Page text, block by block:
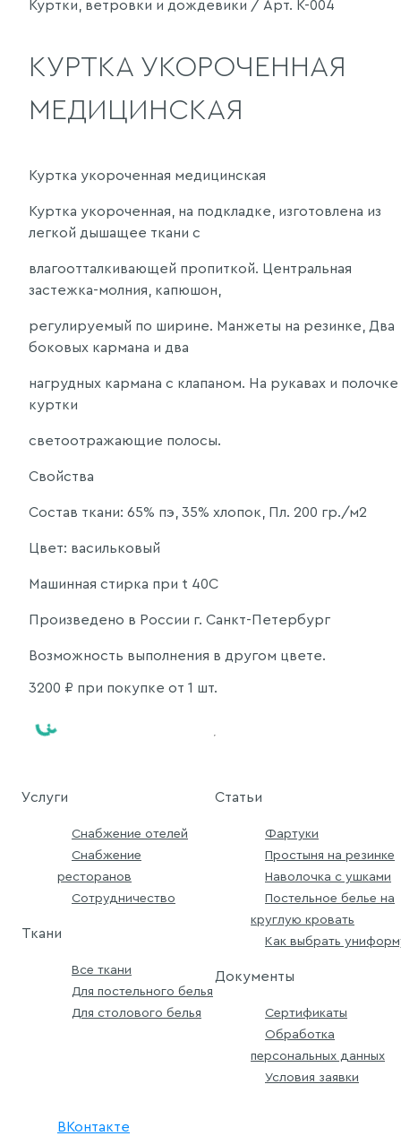
Куртки, ветровки и дождевики / Арт. К-004
КУРТКА УКОРОЧЕННАЯ
МЕДИЦИНСКАЯ
Куртка укороченная медицинская
Куртка укороченная, на подкладке, изготовлена из
легкой дышащее ткани с
влагоотталкивающей пропиткой. Центральная
застежка-молния, капюшон,
регулируемый по ширине. Манжеты на резинке, Два
боковых кармана и два
нагрудных кармана с клапаном. На рукавах и полочке
куртки
светоотражающие полосы.
Свойства
Состав ткани: 65% пэ, 35% хлопок, Пл. 200 гр./м2
Цвет: васильковый
Машинная стирка при t 40C
Произведено в России г. Санкт-Петербург
Возможность выполнения в другом цвете.
3200 ₽ при покупке от 1 шт.
Услуги
Снабжение отелей
Снабжение
ресторанов
Сотрудничество
Ткани
Все ткани
Для постельного белья
Для столового белья
Статьи
Фартуки
Простыня на резинке
Наволочка с ушками
Постельное белье на
круглую кровать
Как выбрать
Документы
Сертификаты
Обработка
персональных данных
Условия заявки
ВКонтакте